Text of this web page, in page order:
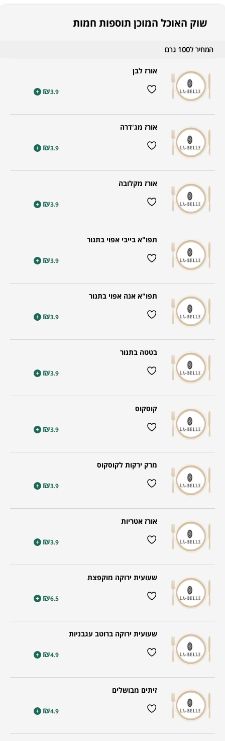
שוק האוכל המוכן תוספות חמות
המחיר ל100 גרם
אורז לבן
₪3.9
+
אורז מג'דרה
₪3.9
+
אורז מקלובה
₪3.9
+
תפו"א בייבי אפוי בתנור
₪3.9
+
תפו"א אנה אפוי בתנור
₪3.9
+
בטטה בתנור
₪3.9
+
קוסקוס
₪3.9
+
מרק ירקות לקוסקוס
₪3.9
+
אורז אטריות
₪3.9
+
שעועית ירוקה מוקפצת
₪6.5
+
שעועית ירוקה ברוטב עגבניות
₪4.9
+
זיתים מבושלים
₪4.9
+